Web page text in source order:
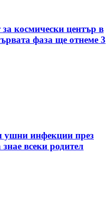
космически център в
фаза ще отнеме 3
ушни инфекции през
всеки родител